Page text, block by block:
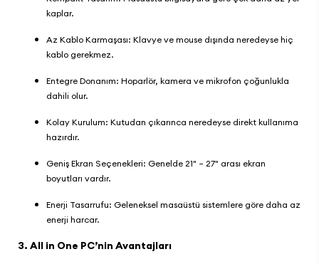
kaplar.
Az Kablo Karmaşası: Klavye ve mouse dışında neredeyse hiç
kablo gerekmez.
Entegre Donanım: Hoparlör, kamera ve mikrofon çoğunlukla
dahili olur.
Kolay Kurulum: Kutudan çıkarınca neredeyse direkt kullanıma
hazırdır.
Geniş Ekran Seçenekleri: Genelde 21" – 27" arası ekran
boyutları vardır.
Enerji Tasarrufu: Geleneksel masaüstü sistemlere göre daha az
enerji harcar.
3. All in One PC’nin Avantajları